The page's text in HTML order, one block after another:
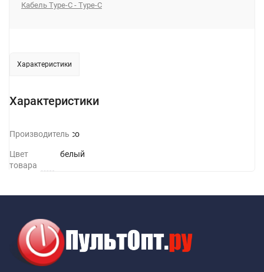
Кабель Type-C - Type-C
Характеристики
Характеристики
ПроизводительHoco
Цвет
товара
белый